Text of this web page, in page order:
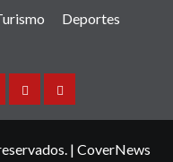
Deportes
TurismoDeportes
| CoverNews